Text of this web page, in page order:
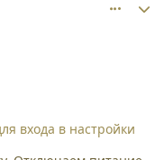
входа в настройки